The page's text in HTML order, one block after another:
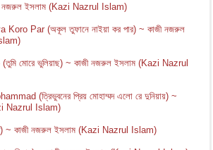
নজরুল ইসলাম (Kazi Nazrul Islam)
Par (অকূল তুফানে নাইয়া কর পার) ~ কাজী নজরুল
মোরে ভুলিয়াছ) ~ কাজী নজরুল ইসলাম (Kazi Nazrul
(ত্রিভুবনের প্রিয় মোহাম্মদ এলো রে দুনিয়ায়) ~
Nazrul Islam)
~ কাজী নজরুল ইসলাম (Kazi Nazrul Islam)